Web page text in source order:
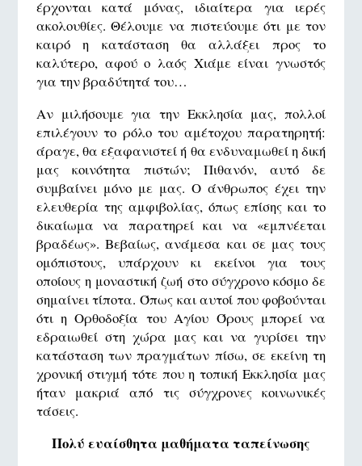
έρχονται κατά μόνας, ιδιαίτερα για ιερές
ακολουθίες. Θέλουμε να πιστεύουμε ότι με τον
καιρό η κατάσταση θα αλλάξει προς το
καλύτερο, αφού ο λαός Χιάμε είναι γνωστός
για την βραδύτητά του…
Αν μιλήσουμε για την Εκκλησία μας, πολλοί
επιλέγουν το ρόλο του αμέτοχου παρατηρητή:
άραγε, θα εξαφανιστεί ή θα ενδυναμωθεί η δική
μας κοινότητα πιστών; Πιθανόν, αυτό δε
συμβαίνει μόνο με μας. Ο άνθρωπος έχει την
ελευθερία της αμφιβολίας, όπως επίσης και το
δικαίωμα να παρατηρεί και να «εμπνέεται
βραδέως». Βεβαίως, ανάμεσα και σε μας τους
ομόπιστους, υπάρχουν κι εκείνοι για τους
οποίους η μοναστική ζωή στο σύγχρονο κόσμο δε
σημαίνει τίποτα. Όπως και αυτοί που φοβούνται
ότι η Ορθοδοξία του Αγίου Όρους μπορεί να
εδραιωθεί στη χώρα μας και να γυρίσει την
κατάσταση των πραγμάτων πίσω, σε εκείνη τη
χρονική στιγμή τότε που η τοπική Εκκλησία μας
ήταν μακριά από τις σύγχρονες κοινωνικές
τάσεις.
Πολύ ευαίσθητα μαθήματα ταπείνωσης